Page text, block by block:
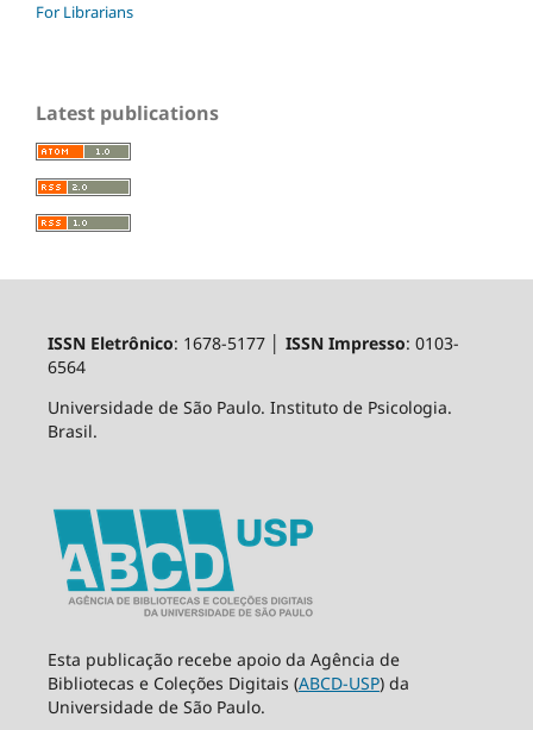
For Librarians
Latest publications
ISSN Eletrônico: 1678-5177 │ ISSN Impresso: 0103-
6564
Universidade de São Paulo. Instituto de Psicologia.
Brasil.
Esta publicação recebe apoio da Agência de
Bibliotecas e Coleções Digitais (ABCD-USP) da
Universidade de São Paulo.